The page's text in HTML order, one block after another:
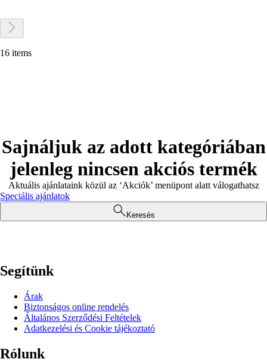
16 items
Sajnáljuk az adott kategóriában
jelenleg nincsen akciós termék
Aktuális ajánlataink közül az ‘Akciók’ menüpont alatt válogathatsz
Speciális ajánlatok
Keresés
Segítünk
Árak
Biztonságos online rendelés
Általános Szerződési Feltételek
Adatkezelési és Cookie tájékoztató
Rólunk